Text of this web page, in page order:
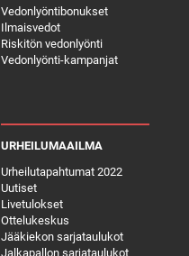
Vedonlyöntibonukset
Ilmaisvedot
Riskitön vedonlyönti
Vedonlyönti-kampanjat
URHEILUMAAILMA
Urheilutapahtumat 2022
Uutiset
Livetulokset
Ottelukeskus
Jääkiekon sarjataulukot
Jalkapallon sarjataulukot